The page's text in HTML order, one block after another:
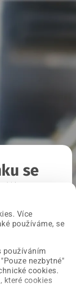
Více
používáme, se
používáním
nezbytné"
cookies.
které cookies
se
opravujeme.
stránku.
strana